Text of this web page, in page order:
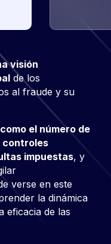
visión
de los
al fraude y su
el número de
controles
impuestas, y
verse en este
la dinámica
eficacia de las
dónde y
de fraude, así
ya realizados.
los equipos de
posible
de los índices de
te
operación de
seguir la
las acciones
las
número de
y el resultado
por cuarto de
las zonas
y una
optimizar las
permite
contra el